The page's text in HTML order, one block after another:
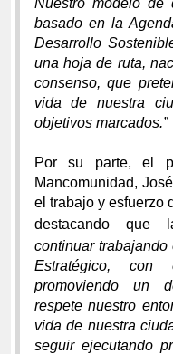
Nuestro modelo de
basado en la
Desarrollo
una hoja de ruta,
consenso, que
vida de nuestra
objetivos marcados.”
Por su parte, el
Mancomunidad,
el trabajo y esfuerzo
destacando que
continuar
Estratégico,
promoviendo un
respete nuestro
vida de nuestra
seguir ejecutando